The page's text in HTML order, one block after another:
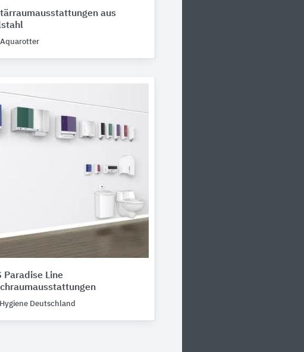
aus
Aquarotter
Paradise Line
Deutschland